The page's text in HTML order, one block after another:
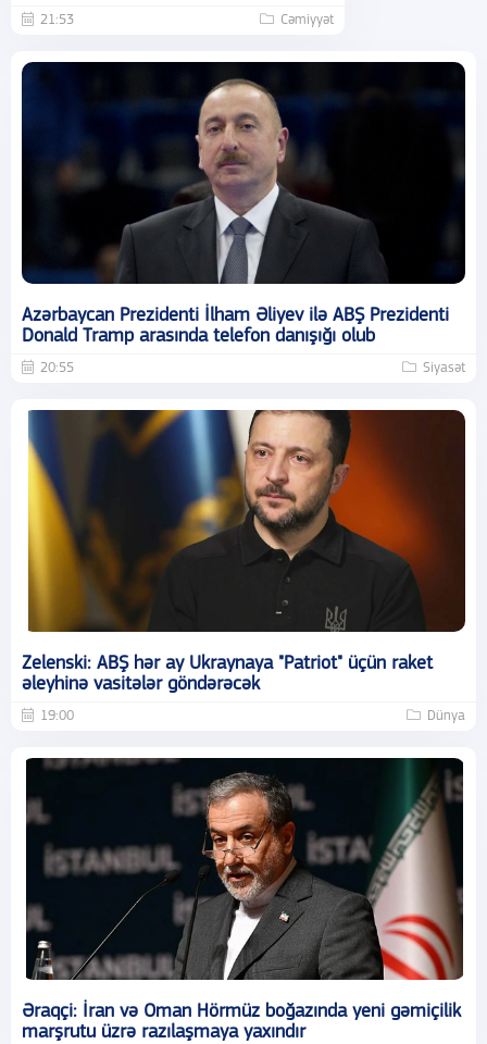
21:53 Cəmiyyət
Azərbaycan Prezidenti İlham Əliyev ilə ABŞ Prezidenti
Donald Tramp arasında telefon danışığı olub
20:55 Siyasət
Zelenski: ABŞ hər ay Ukraynaya "Patriot" üçün raket
əleyhinə vasitələr göndərəcək
19:00 Dünya
Əraqçi: İran və Oman Hörmüz boğazında yeni gəmiçilik
marşrutu üzrə razılaşmaya yaxındır